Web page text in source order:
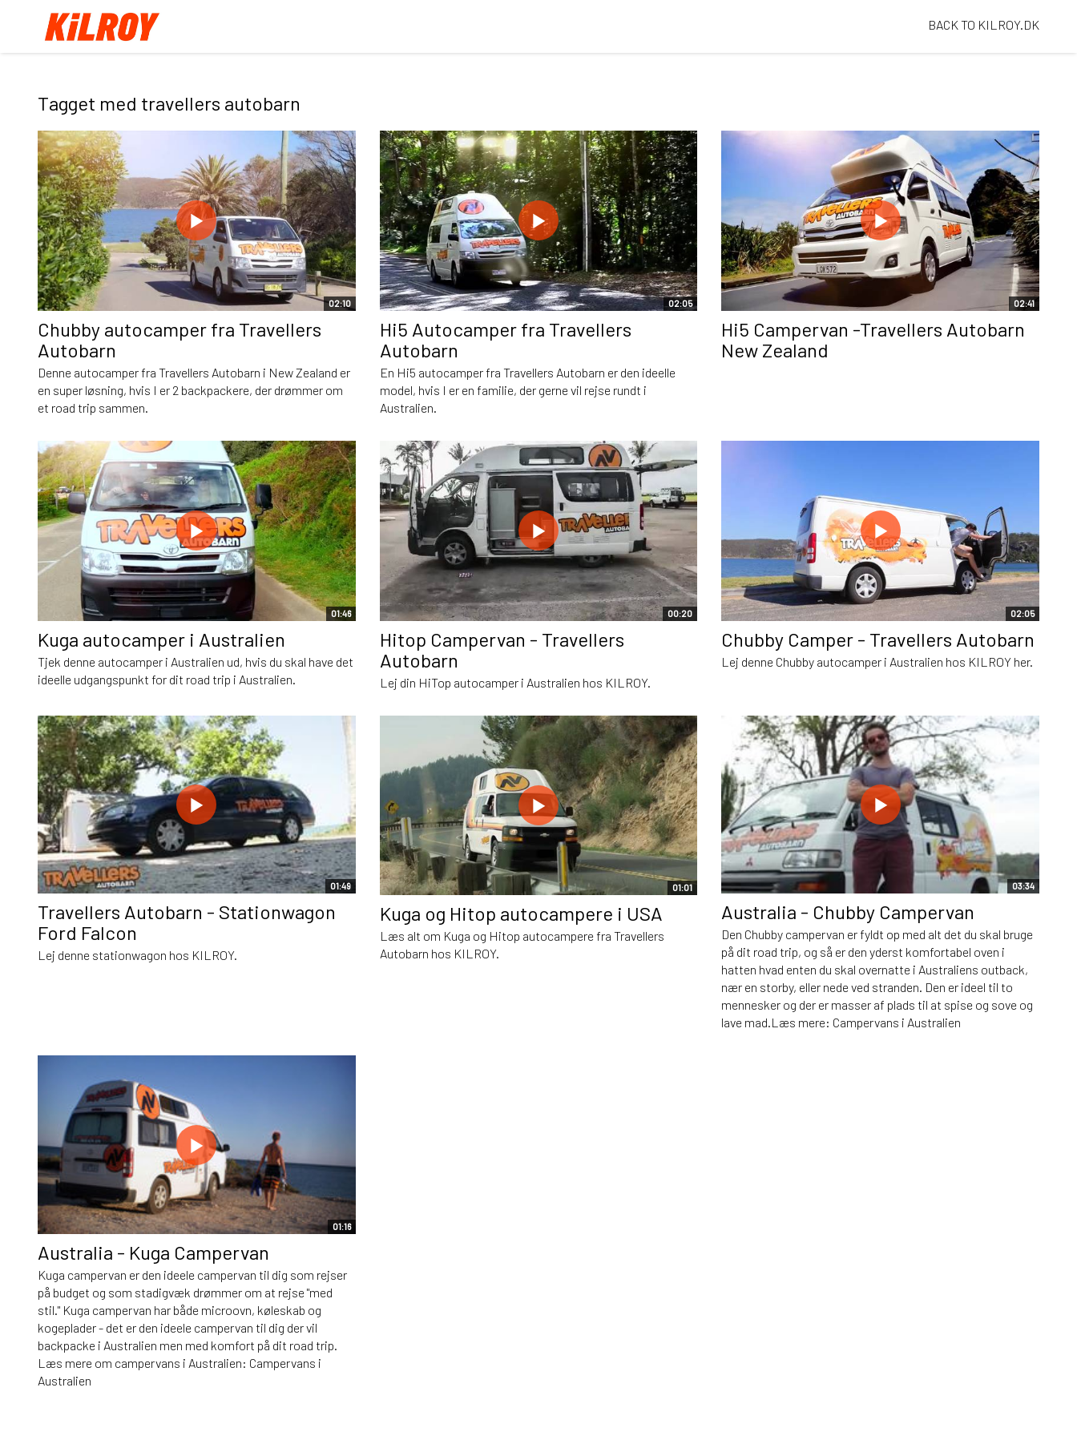
BACK TO KILROY.DK
Tagget med travellers autobarn
02:10
Chubby autocamper fra Travellers
Autobarn
Denne autocamper fra Travellers Autobarn i New Zealand er
en super løsning, hvis I er 2 backpackere, der drømmer om
et road trip sammen.
02:05
Hi5 Autocamper fra Travellers
Autobarn
En Hi5 autocamper fra Travellers Autobarn er den ideelle
model, hvis I er en familie, der gerne vil rejse rundt i
Australien.
02:41
Hi5 Campervan -Travellers Autobarn
New Zealand
01:46
Kuga autocamper i Australien
Tjek denne autocamper i Australien ud, hvis du skal have det
ideelle udgangspunkt for dit road trip i Australien.
00:20
Hitop Campervan - Travellers
Autobarn
Lej din HiTop autocamper i Australien hos KILROY.
02:05
Chubby Camper - Travellers Autobarn
Lej denne Chubby autocamper i Australien hos KILROY her.
01:49
Travellers Autobarn - Stationwagon
Ford Falcon
Lej denne stationwagon hos KILROY.
01:01
Kuga og Hitop autocampere i USA
Læs alt om Kuga og Hitop autocampere fra Travellers
Autobarn hos KILROY.
03:34
Australia - Chubby Campervan
Den Chubby campervan er fyldt op med alt det du skal bruge
på dit road trip, og så er den yderst komfortabel oven i
hatten hvad enten du skal overnatte i Australiens outback,
nær en storby, eller nede ved stranden. Den er ideel til to
mennesker og der er masser af plads til at spise og sove og
lave mad.Læs mere: Campervans i Australien
01:16
Australia - Kuga Campervan
Kuga campervan er den ideele campervan til dig som rejser
på budget og som stadigvæk drømmer om at rejse "med
stil." Kuga campervan har både microovn, køleskab og
kogeplader - det er den ideele campervan til dig der vil
backpacke i Australien men med komfort på dit road trip.
Læs mere om campervans i Australien: Campervans i
Australien